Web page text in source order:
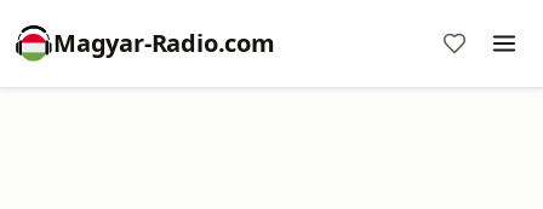
Magyar-Radio.com